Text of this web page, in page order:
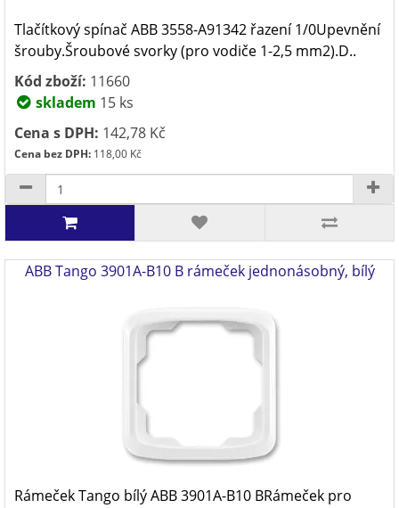
Tlačítkový spínač ABB 3558-A91342 řazení 1/0Upevnění
šrouby.Šroubové svorky (pro vodiče 1-2,5 mm2).D..
Kód zboží: 11660
skladem 15 ks
Cena s DPH: 142,78 Kč
Cena bez DPH: 118,00 Kč
ABB Tango 3901A-B10 B rámeček jednonásobný, bílý
Rámeček Tango bílý ABB 3901A-B10 BRámeček pro